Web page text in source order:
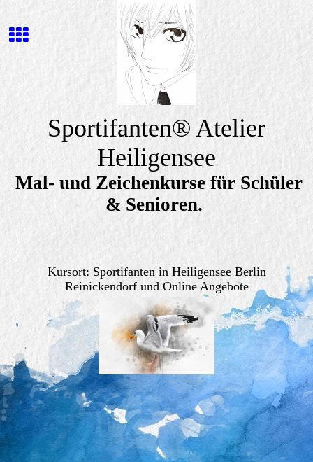
Sportifanten® Atelier
Heiligensee
Mal- und Zeichenkurse für Schüler
& Senioren.
Kursort: Sportifanten in Heiligensee Berlin
Reinickendorf und Online Angebote